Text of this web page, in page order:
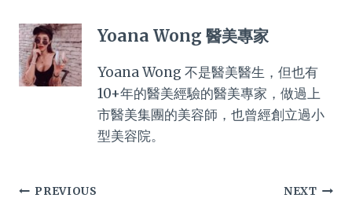
Yoana Wong 醫美專家
Yoana Wong 不是醫美醫生，但也有
10+年的醫美經驗的醫美專家，做過上
市醫美集團的美容師，也曾經創立過小
型美容院。
Post
PREVIOUS NEXT